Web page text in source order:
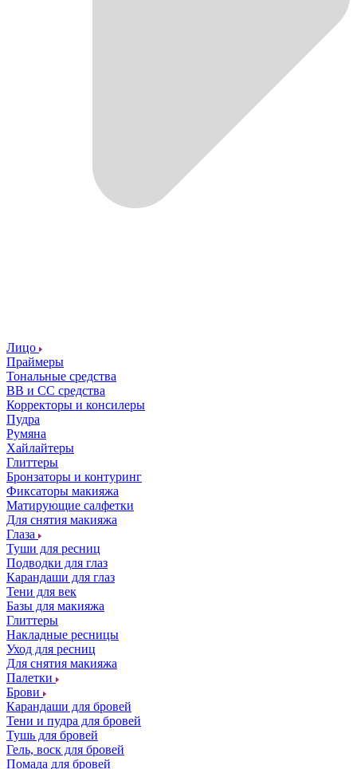
Лицо
Праймеры
Тональные средства
ВВ и СС средства
Корректоры и консилеры
Пудра
Румяна
Хайлайтеры
Глиттеры
Бронзаторы и контуринг
Фиксаторы макияжа
Матирующие салфетки
Для снятия макияжа
Глаза
Туши для ресниц
Подводки для глаз
Карандаши для глаз
Тени для век
Базы для макияжа
Глиттеры
Накладные ресницы
Уход для ресниц
Для снятия макияжа
Палетки
Брови
Карандаши для бровей
Тени и пудра для бровей
Тушь для бровей
Гель, воск для бровей
Помада для бровей